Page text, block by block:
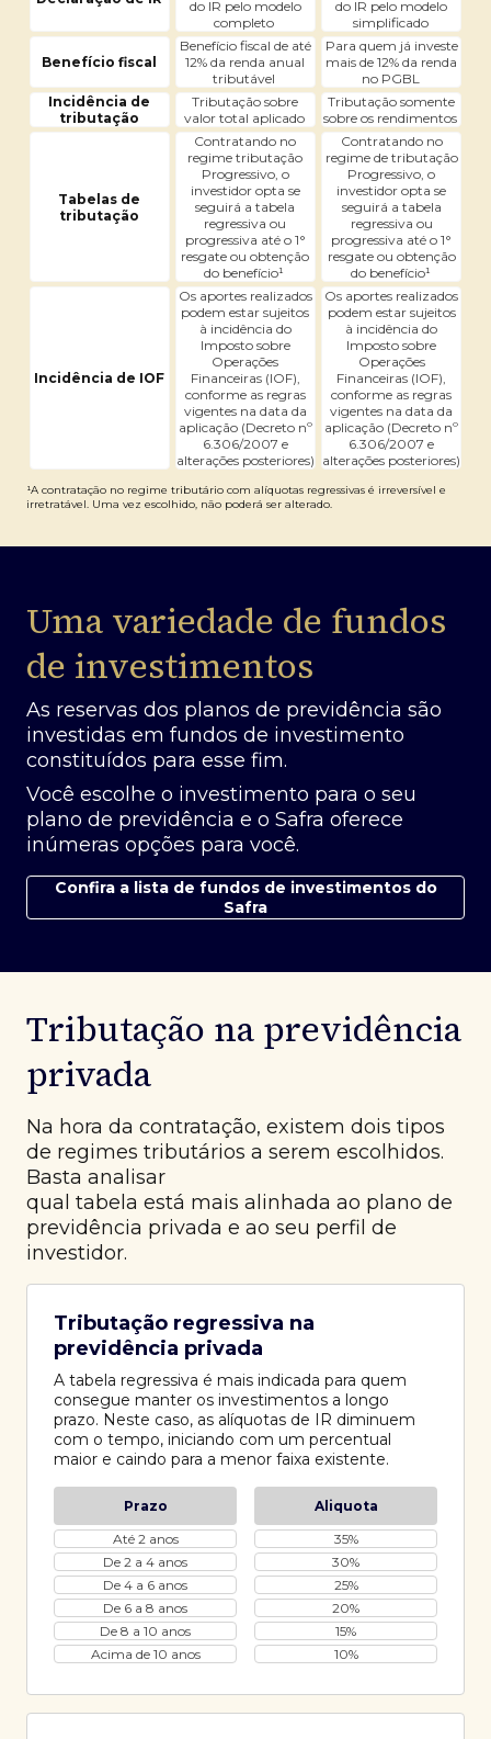
do IR pelo modelo
completo
do IR pelo modelo
simplificado
Benefício fiscal
Benefício fiscal de até
12% da renda anual
tributável
Para quem já investe
mais de 12% da renda
no PGBL
Incidência de
tributação
Tributação sobre
valor total aplicado
Tributação somente
sobre os rendimentos
Tabelas de
tributação
Contratando no
regime tributação
Progressivo, o
investidor opta se
seguirá a tabela
regressiva ou
progressiva até o 1°
resgate ou obtenção
do benefício¹
Contratando no
regime de tributação
Progressivo, o
investidor opta se
seguirá a tabela
regressiva ou
progressiva até o 1°
resgate ou obtenção
do benefício¹
Incidência de IOF
Os aportes realizados
podem estar sujeitos
à incidência do
Imposto sobre
Operações
Financeiras (IOF),
conforme as regras
vigentes na data da
aplicação (Decreto nº
6.306/2007 e
alterações posteriores)
Os aportes realizados
podem estar sujeitos
à incidência do
Imposto sobre
Operações
Financeiras (IOF),
conforme as regras
vigentes na data da
aplicação (Decreto nº
6.306/2007 e
alterações posteriores)
¹A contratação no regime tributário com alíquotas regressivas é irreversível e
irretratável. Uma vez escolhido, não poderá ser alterado.
Uma variedade de fundos
de investimentos
As reservas dos planos de previdência são
investidas em fundos de investimento
constituídos para esse fim.
Você escolhe o investimento para o seu
plano de previdência e o Safra oferece
inúmeras opções para você.
Confira a lista de fundos de investimentos do
Safra
Tributação na previdência
privada
Na hora da contratação, existem dois tipos
de regimes tributários a serem escolhidos.
Basta analisar
qual tabela está mais alinhada ao plano de
previdência privada e ao seu perfil de
investidor.
Tributação regressiva na
previdência privada
A tabela regressiva é mais indicada para quem
consegue manter os investimentos a longo
prazo. Neste caso, as alíquotas de IR diminuem
com o tempo, iniciando com um percentual
maior e caindo para a menor faixa existente.
Prazo
Aliquota
Até 2 anos
35%
De 2 a 4 anos
30%
De 4 a 6 anos
25%
De 6 a 8 anos
20%
De 8 a 10 anos
15%
Acima de 10 anos
10%